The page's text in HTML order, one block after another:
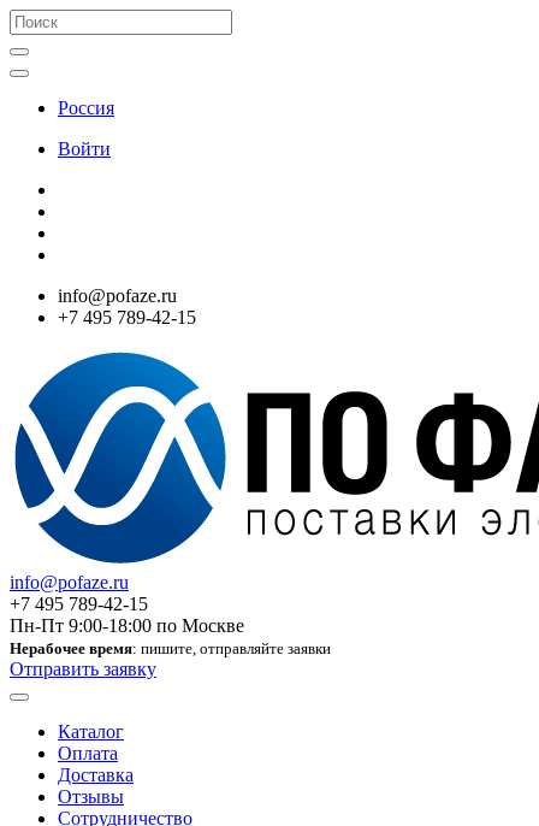
Россия
Войти
info@pofaze.ru
+7 495 789-42-15
info@pofaze.ru
+7 495 789-42-15
Пн-Пт 9:00-18:00 по Москве
Нерабочее время: пишите, отправляйте заявки
Отправить заявку
Каталог
Оплата
Доставка
Отзывы
Сотрудничество